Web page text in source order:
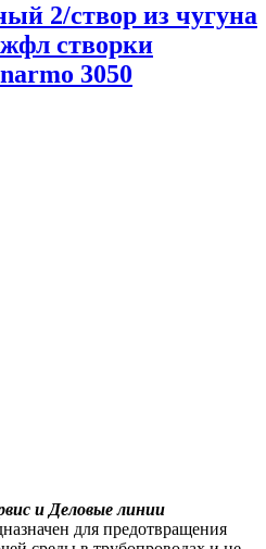
2/створ из чугуна
створки
3050
и Деловые линии
для предотвращения